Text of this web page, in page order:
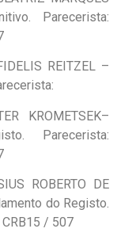
Parecerista:
REITZEL –
KROMETSEK–
Parecerista:
ROBERTO DE
do Registo.
/ 507